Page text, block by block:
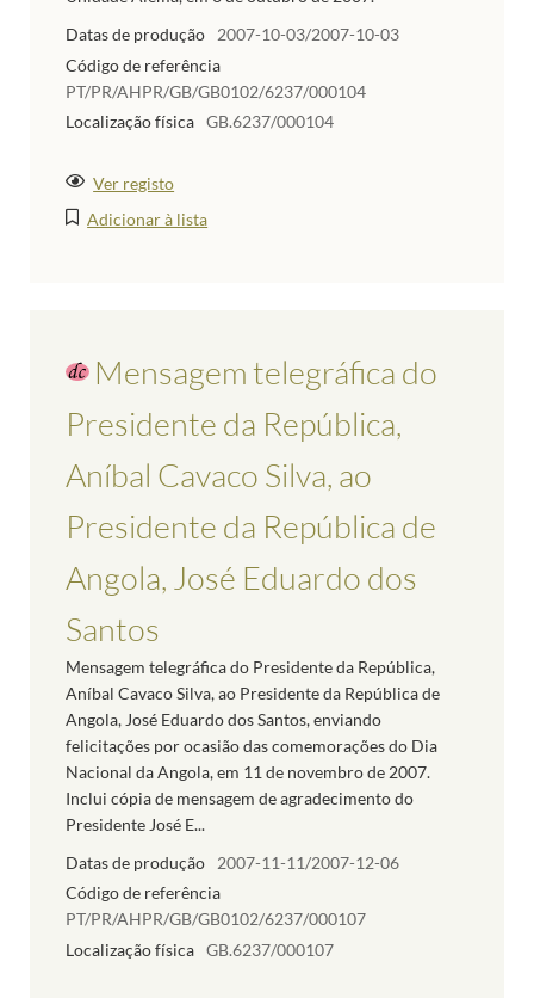
Datas de produção
2007-10-03/2007-10-03
Código de referência
PT/PR/AHPR/GB/GB0102/6237/000104
Localização física GB.6237/000104
Ver registo
Adicionar à lista
Mensagem telegráfica do
Presidente da República,
Aníbal Cavaco Silva, ao
Presidente da República de
Angola, José Eduardo dos
Santos
Mensagem telegráfica do Presidente da República,
Aníbal Cavaco Silva, ao Presidente da República de
Angola, José Eduardo dos Santos, enviando
felicitações por ocasião das comemorações do Dia
Nacional da Angola, em 11 de novembro de 2007.
Inclui cópia de mensagem de agradecimento do
Presidente José E...
Datas de produção
2007-11-11/2007-12-06
Código de referência
PT/PR/AHPR/GB/GB0102/6237/000107
Localização física GB.6237/000107